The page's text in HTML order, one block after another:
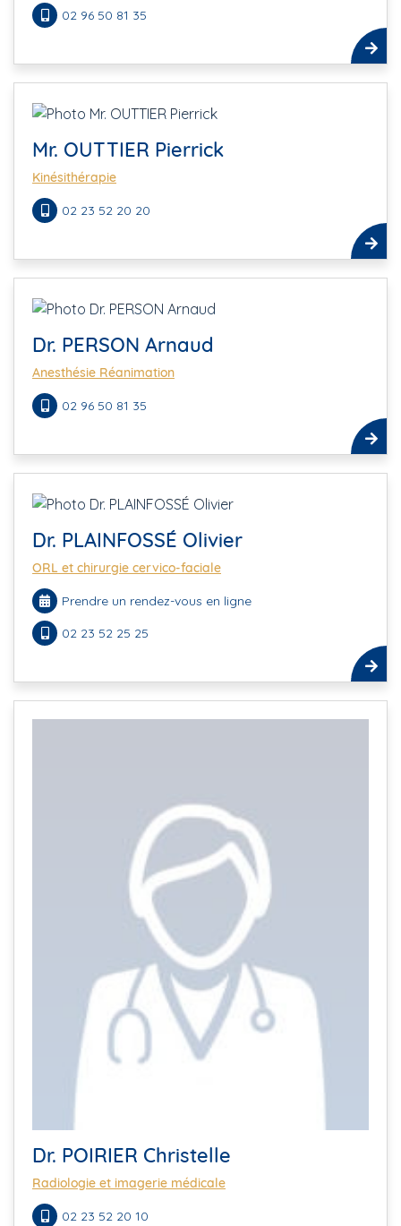
02 96 50 81 35
Mr. OUTTIER Pierrick
Kinésithérapie
02 23 52 20 20
Dr. PERSON Arnaud
Anesthésie Réanimation
02 96 50 81 35
Dr. PLAINFOSSÉ Olivier
ORL et chirurgie cervico-faciale
Prendre un rendez-vous en ligne
02 23 52 25 25
Dr. POIRIER Christelle
Radiologie et imagerie médicale
02 23 52 20 10